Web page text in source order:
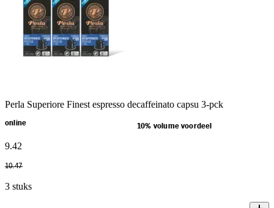
Perla Superiore Finest espresso decaffeinato capsu 3-pck
online 10% volume voordeel
9.42
10.47
3 stuks